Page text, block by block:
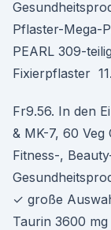
Pflaster-Mega-
PEARL 309-
Fixierpflaster 11.
Fr9.56. In den
& MK-7, 60
Fitness-,
✓ große
Taurin 3600